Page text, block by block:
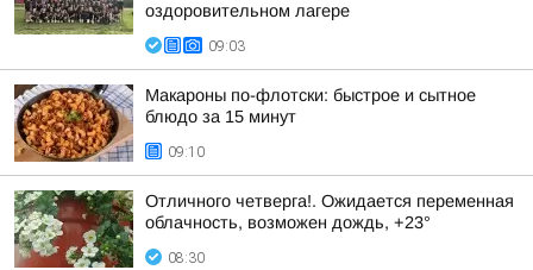
оздоровительном лагере
09:03
Макароны по-флотски: быстрое и сытное
блюдо за 15 минут
09:10
Отличного четверга!. Ожидается переменная
облачность, возможен дождь, +23°
08:30